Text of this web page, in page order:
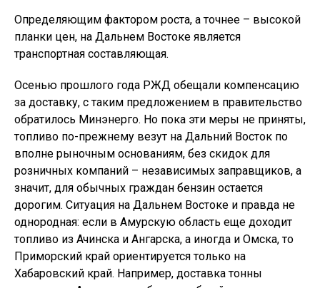
Определяющим фактором роста, а точнее – высокой
планки цен, на Дальнем Востоке является
транспортная составляющая.
Осенью прошлого года РЖД обещали компенсацию
за доставку, с таким предложением в правительство
обратилось Минэнерго. Но пока эти меры не приняты,
топливо по-прежнему везут на Дальний Восток по
вполне рыночным основаниям, без скидок для
розничных компаний – независимых заправщиков, а
значит, для обычных граждан бензин остается
дорогим. Ситуация на Дальнем Востоке и правда не
однородная: если в Амурскую область еще доходит
топливо из Ачинска и Ангарска, а иногда и Омска, то
Приморский край ориентируется только на
Хабаровский край. Например, доставка тонны